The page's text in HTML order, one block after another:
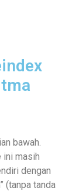
bawah.
ini masih
dengan
(tanpa tanda